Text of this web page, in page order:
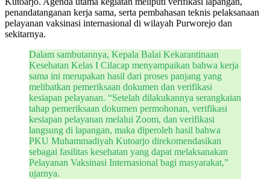
penandatanganan kerja sama, serta pembahasan teknis pelaksanaan
pelayanan vaksinasi internasional di wilayah Purworejo dan
sekitarnya.
Dalam sambutannya, Kepala Balai Kekarantinaan
Kesehatan Kelas I Cilacap menyampaikan bahwa kerja
sama ini merupakan hasil dari proses panjang yang
melibatkan pemeriksaan dokumen dan verifikasi
kesiapan pelayanan. “Setelah dilakukannya serangkaian
tahap pemeriksaan dokumen permohonan, verifikasi
kesiapan pelayanan melalui Zoom, dan verifikasi
langsung di lapangan, maka diperoleh hasil bahwa
PKU Muhammadiyah Kutoarjo direkomendasikan
sebagai fasilitas kesehatan yang dapat melaksanakan
Pelayanan Vaksinasi Internasional bagi masyarakat,”
ujarnya.